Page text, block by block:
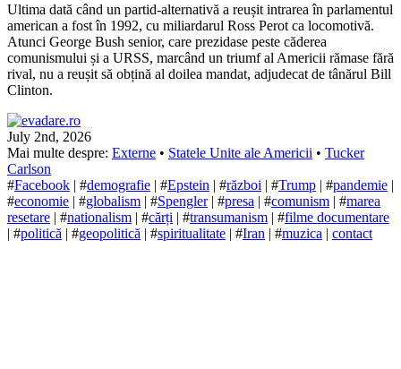
Ultima dată când un partid-alternativă a reușit intrarea în parlamentul
american a fost în 1992, cu miliardarul Ross Perot ca locomotivă.
Atunci George Bush senior, care prezidase peste căderea
comunismului și a URSS, marcând un triumf al Americii rămase fără
rival, nu a reușit să obțină al doilea mandat, adjudecat de tânărul Bill
Clinton.
July 2nd, 2026
Mai multe despre: Externe • Statele Unite ale Americii • Tucker
Carlson
#Facebook | #demografie | #Epstein | #război | #Trump | #pandemie |
#economie | #globalism | #Spengler| #presa | #comunism | #marea
resetare | #nationalism | #cărți | #transumanism | #filme documentare
| #politică | #geopolitică | #spiritualitate | #Iran | #muzica | contact